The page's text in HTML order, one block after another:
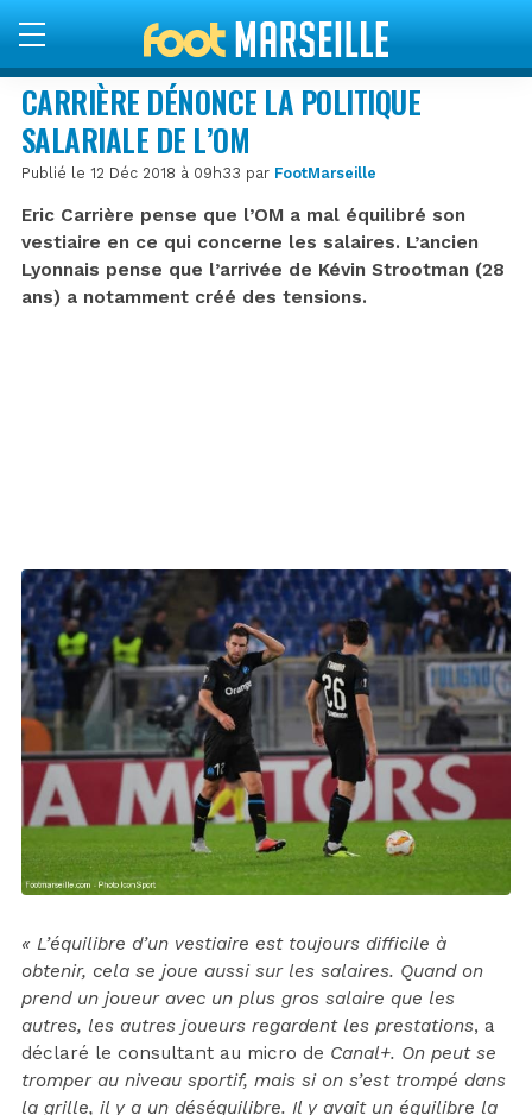
CARRIÈRE DÉNONCE LA POLITIQUE
SALARIALE DE L’OM
Publié le 12 Déc 2018 à 09h33 par FootMarseille
Eric Carrière pense que l’OM a mal équilibré son
vestiaire en ce qui concerne les salaires. L’ancien
Lyonnais pense que l’arrivée de Kévin Strootman (28
ans) a notamment créé des tensions.
« L’équilibre d’un vestiaire est toujours difficile à
obtenir, cela se joue aussi sur les salaires. Quand on
prend un joueur avec un plus gros salaire que les
autres, les autres joueurs regardent les prestations, a
déclaré le consultant au micro de Canal+. On peut se
tromper au niveau sportif, mais si on s’est trompé dans
la grille, il y a un déséquilibre. Il y avait un équilibre la